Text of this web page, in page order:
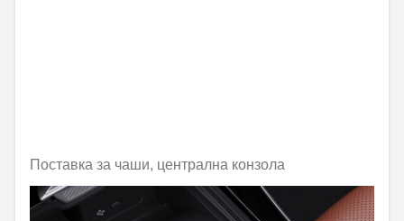
Поставка за чаши, централна конзола
Не е налично онлайн